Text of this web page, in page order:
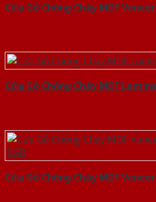
Cửa Gỗ Chống Cháy MDF
Cửa Gỗ Chống Cháy MDF
Cửa Gỗ Chống Cháy MDF